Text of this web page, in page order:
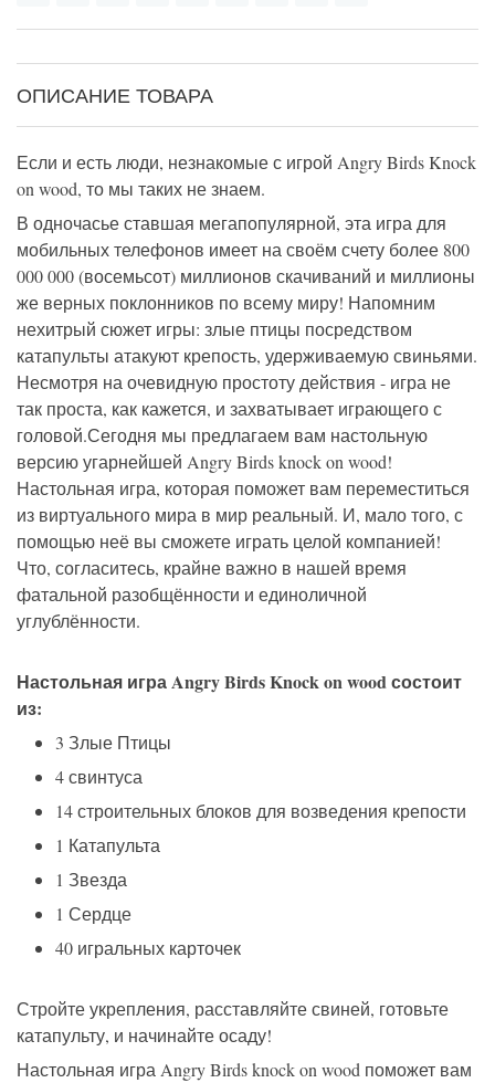
ОПИСАНИЕ ТОВАРА
Если и есть люди, незнакомые с игрой Angry Birds Knock
on wood, то мы таких не знаем.
В одночасье ставшая мегапопулярной, эта игра для
мобильных телефонов имеет на своём счету более 800
000 000 (восемьсот) миллионов скачиваний и миллионы
же верных поклонников по всему миру! Напомним
нехитрый сюжет игры: злые птицы посредством
катапульты атакуют крепость, удерживаемую свиньями.
Несмотря на очевидную простоту действия - игра не
так проста, как кажется, и захватывает играющего с
головой.Сегодня мы предлагаем вам настольную
версию угарнейшей Angry Birds knock on wood!
Настольная игра, которая поможет вам переместиться
из виртуального мира в мир реальный. И, мало того, с
помощью неё вы сможете играть целой компанией!
Что, согласитесь, крайне важно в нашей время
фатальной разобщённости и единоличной
углублённости.
Настольная игра Angry Birds Knock on wood состоит
из:
3 Злые Птицы
4 свинтуса
14 строительных блоков для возведения крепости
1 Катапульта
1 Звезда
1 Сердце
40 игральных карточек
Стройте укрепления, расставляйте свиней, готовьте
катапульту, и начинайте осаду!
Настольная игра Angry Birds knock on wood поможет вам